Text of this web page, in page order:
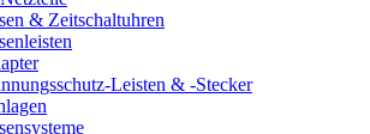
& Zeitschaltuhren
Leisten & -Stecker